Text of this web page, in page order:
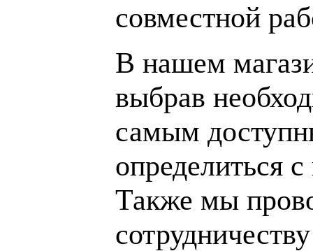
совместной
В нашем
выбрав
самым
определиться
Также мы